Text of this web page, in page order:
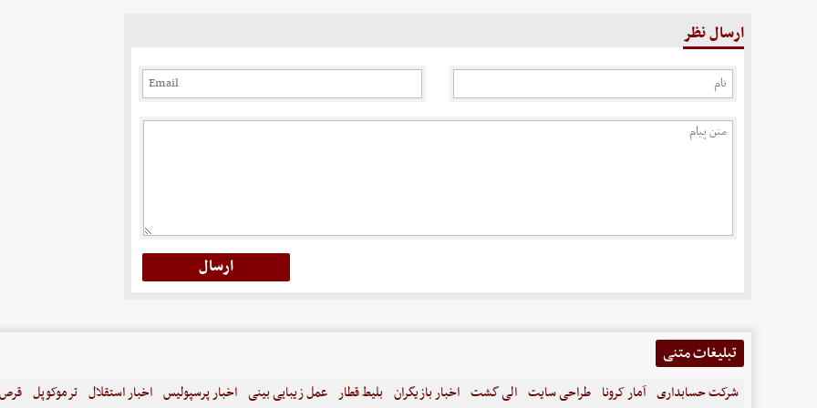
ارسال نظر
تبلیغات متنی
شرکت حسابداری آمار کرونا طراحی سایت الی گشت اخبار بازیگران بلیط قطار عمل زیبایی بینی اخبار پرسپولیس اخبار استقلال ترموکوپل قرص